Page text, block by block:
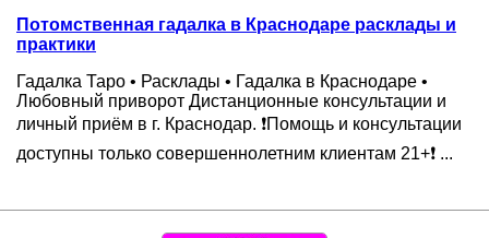
Потомственная гадалка в Краснодаре расклады и
практики
Гадалка Таро • Расклады • Гадалка в Краснодаре •
Любовный приворот Дистанционные консультации и
личный приём в г. Краснодар. ❗️Помощь и консультации
доступны только совершеннолетним клиентам 21+❗ ...